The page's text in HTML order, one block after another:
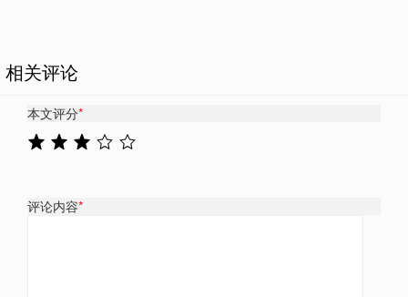
相关评论
本文评分*
评论内容*